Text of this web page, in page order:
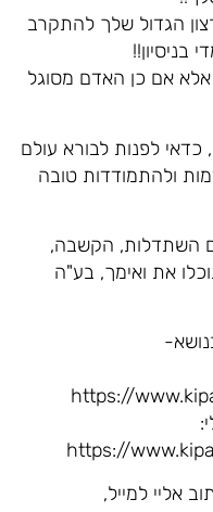
הגדול שלך להתקרב
אלא אם כן האדם מסוגל
לפנות לבורא עולם
ולהתמודדות טובה
השתדלות, הקשבה,
את ואימך, בע"ה
https://
https://
אליי למייל,